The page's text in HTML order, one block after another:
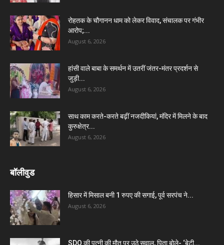
रोहतक के चौगानन धाम को लेकर विवाद, संचालक पर गंभीर
आरोप;...
August 6, 2026
हांसी वाले बाबा के समर्थन में उतरीं जंतर-मंतर प्रदर्शन से
जुड़ी...
August 6, 2026
साथ काम करते-करते बढ़ीं नजदीकियां, मंदिर में मिलने के बाद
कुरुक्षेत्र...
August 6, 2026
बॉलीवुड
हिसार में मिसाल बनी 1 रुपए की सगाई, पूर्व सरपंच ने...
August 6, 2026
SDO की पत्नी की मौत पर उठे सवाल, पिता बोले- ‘बेटी...